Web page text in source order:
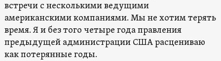
встречи с несколькими ведущими
американскими компаниями. Мы не хотим терять
время. Я и без того четыре года правления
предыдущей администрации США расцениваю
как потерянные годы.